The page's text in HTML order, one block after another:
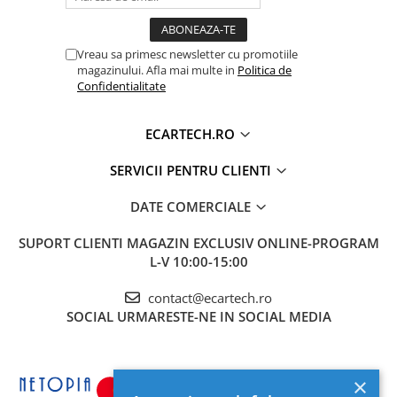
Aparate de lipit si capsat
Masini de polisat
Prelungitoare
Dezumidificatoare
Compresoare aer
Boxe & Subwoofer Auto
Difuzore Auto
Subwoofer Auto
Boxe portabile
Amplificatoare auto
1 x Manual de instructiuni
Vreau sa primesc newsletter cu promotiile
magazinului. Afla mai multe in Politica de
Confidentialitate
ECARTECH.RO
SERVICII PENTRU CLIENTI
DATE COMERCIALE
SUPORT CLIENTI MAGAZIN EXCLUSIV ONLINE-PROGRAM
L-V 10:00-15:00
contact@ecartech.ro
SOCIAL URMARESTE-NE IN SOCIAL MEDIA
×